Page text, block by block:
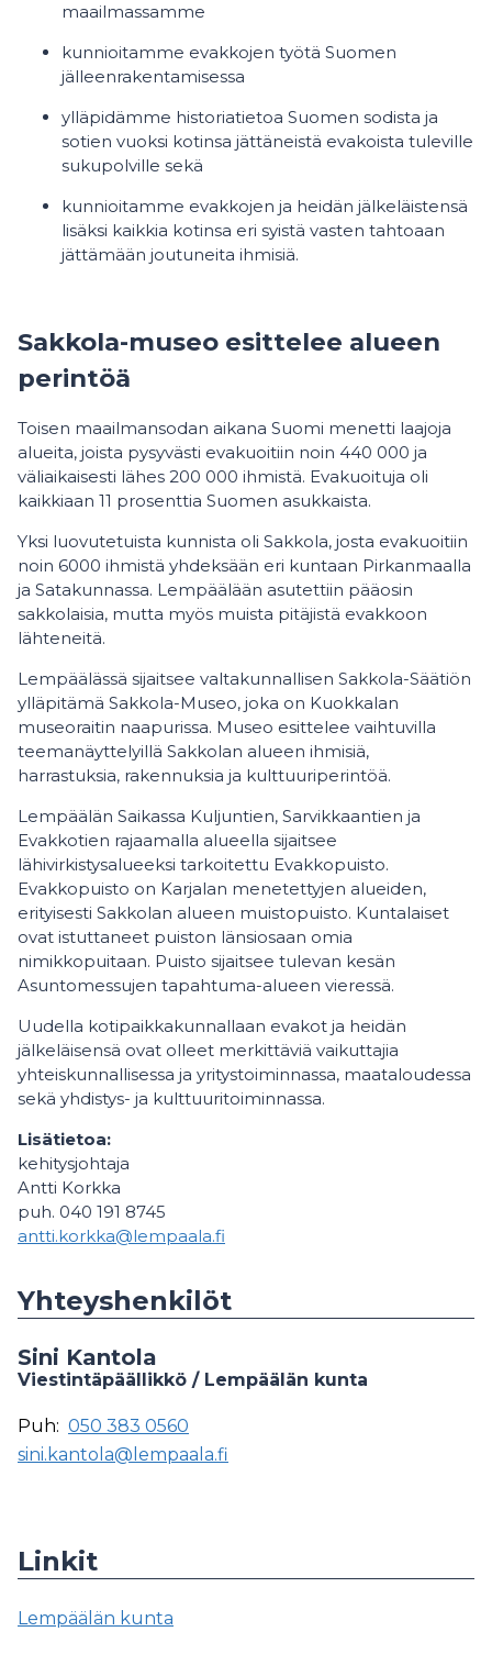
maailmassamme
kunnioitamme evakkojen työtä Suomen
jälleenrakentamisessa
ylläpidämme historiatietoa Suomen sodista ja
sotien vuoksi kotinsa jättäneistä evakoista tuleville
sukupolville sekä
kunnioitamme evakkojen ja heidän jälkeläistensä
lisäksi kaikkia kotinsa eri syistä vasten tahtoaan
jättämään joutuneita ihmisiä.
Sakkola-museo esittelee alueen
perintöä
Toisen maailmansodan aikana Suomi menetti laajoja
alueita, joista pysyvästi evakuoitiin noin 440 000 ja
väliaikaisesti lähes 200 000 ihmistä. Evakuoituja oli
kaikkiaan 11 prosenttia Suomen asukkaista.
Yksi luovutetuista kunnista oli Sakkola, josta evakuoitiin
noin 6000 ihmistä yhdeksään eri kuntaan Pirkanmaalla
ja Satakunnassa. Lempäälään asutettiin pääosin
sakkolaisia, mutta myös muista pitäjistä evakkoon
lähteneitä.
Lempäälässä sijaitsee valtakunnallisen Sakkola-Säätiön
ylläpitämä Sakkola-Museo, joka on Kuokkalan
museoraitin naapurissa. Museo esittelee vaihtuvilla
teemanäyttelyillä Sakkolan alueen ihmisiä,
harrastuksia, rakennuksia ja kulttuuriperintöä.
Lempäälän Saikassa Kuljuntien, Sarvikkaantien ja
Evakkotien rajaamalla alueella sijaitsee
lähivirkistysalueeksi tarkoitettu Evakkopuisto.
Evakkopuisto on Karjalan menetettyjen alueiden,
erityisesti Sakkolan alueen muistopuisto. Kuntalaiset
ovat istuttaneet puiston länsiosaan omia
nimikkopuitaan. Puisto sijaitsee tulevan kesän
Asuntomessujen tapahtuma-alueen vieressä.
Uudella kotipaikkakunnallaan evakot ja heidän
jälkeläisensä ovat olleet merkittäviä vaikuttajia
yhteiskunnallisessa ja yritystoiminnassa, maataloudessa
sekä yhdistys- ja kulttuuritoiminnassa.
Lisätietoa:
kehitysjohtaja
Antti Korkka
puh. 040 191 8745
antti.korkka@lempaala.fi
Yhteyshenkilöt
Sini Kantola
Viestintäpäällikkö / Lempäälän kunta
Puh: 050 383 0560
sini.kantola@lempaala.fi
Linkit
Lempäälän kunta